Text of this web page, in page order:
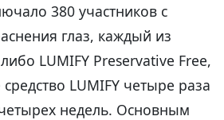
380 участников с
глаз, каждый из
LUMIFY Preservative Free,
LUMIFY четыре раза
недель. Основным